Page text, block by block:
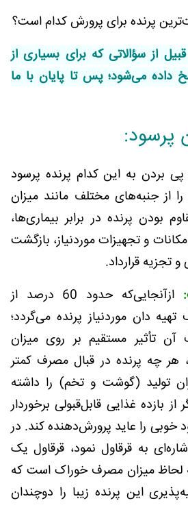
پرنده برای پرورش کدام است؟
از سؤالاتی که برای بسیاری از
داده می‌شود؛ پس تا پایان با ما
پرسود:
بردن به این کدام پرنده پرسود
از جنبه‌های مختلف مانند میزان
بودن پرنده در برابر بیماری‌ها،
و تجهیزات موردنیاز، بازگشت
تجزیه قرارداد.
ازآنجایی‌که حدود 60 درصد از
دان موردنیاز پرنده می‌گردد؛
آن تأثیر مستقیم بر روی میزان
هر چه پرنده در قبال مصرف کمتر
تولید (گوشت و تخم) را داشته
از بازده غذایی قابل‌قبولی برخوردار
خوبی را عاید پرورش‌دهنده کند. در
به قرقاول نمود، قرقاول یک
لحاظ میزان مصرف خوراک است که
این پرنده زیبا را دوچندان